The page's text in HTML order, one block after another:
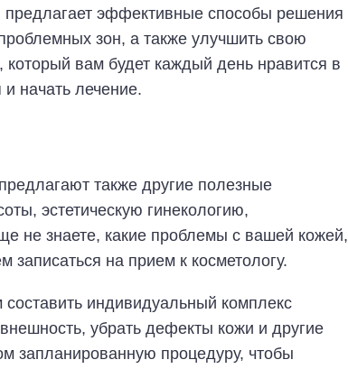
эффективные способы решения
зон, а также улучшить свою
который вам будет каждый день нравится в
начать лечение.
также другие полезные
эстетическую гинекологию,
не знаете, какие проблемы с вашей кожей,
на прием к косметологу.
индивидуальный комплекс
убрать дефекты кожи и другие
запланированную процедуру, чтобы